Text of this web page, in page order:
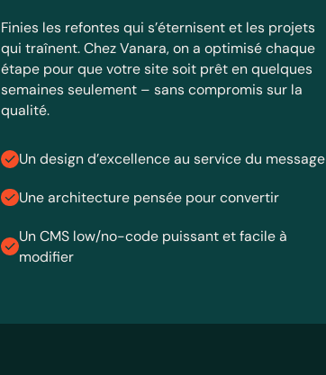
Finies les refontes qui s’éternisent et les projets
qui traînent. Chez Vanara, on a optimisé chaque
étape pour que votre site soit prêt en quelques
semaines seulement – sans compromis sur la
qualité.
Un design d’excellence au service du message
Une architecture pensée pour convertir
Un CMS low/no-code puissant et facile à
modifier